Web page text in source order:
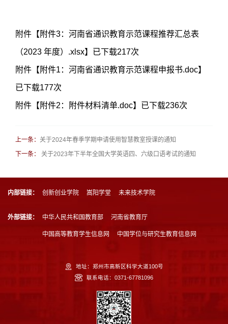
附件【 附件3：河南省通识教育示范课程推荐汇总表
（2023 年度）.xlsx】已下载217次
附件【 附件1：河南省通识教育示范课程申报书.doc】
已下载177次
附件【 附件2：附件材料清单.doc】已下载236次
上一条： 关于2024年春季学期申请使用智慧教室授课的通知
下一条：
关于2023年下半年全国大学英语四、六级口语考试的通知
内部链接： 创新创业学院 嵩阳学堂 未来技术学院
外部链接： 中华人民共和国教育部 河南省教育厅
中国高等教育学生信息网 中国学位与研究生教育信息网
地址：郑州市高新区科学大道100号
联系电话：0371-67781096